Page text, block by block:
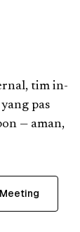
tim in-
pas
— aman,